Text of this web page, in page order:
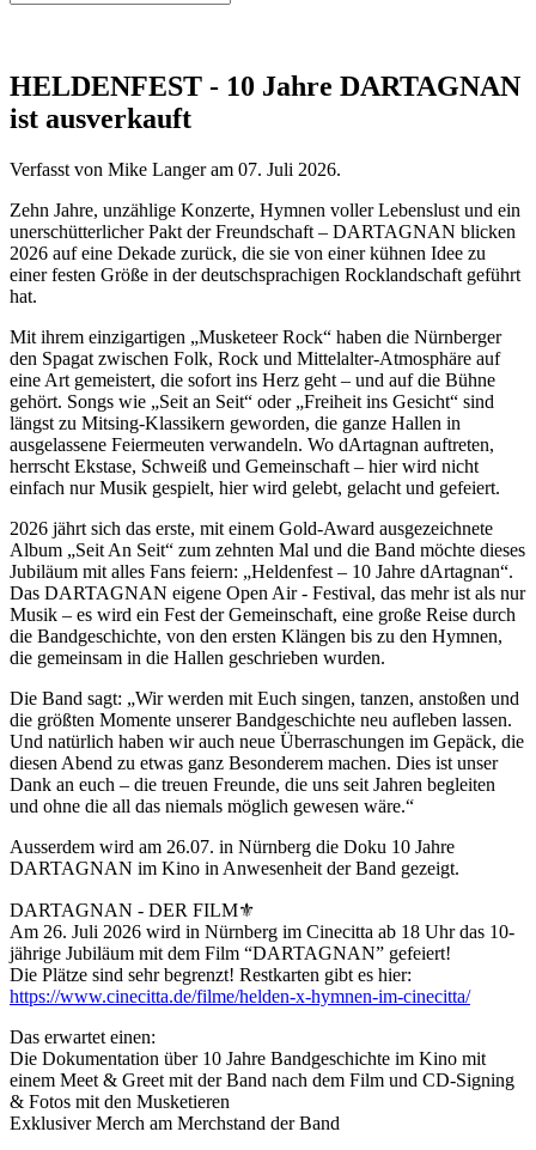
HELDENFEST - 10 Jahre DARTAGNAN
ist ausverkauft
Verfasst von Mike Langer am 07. Juli 2026.
Zehn Jahre, unzählige Konzerte, Hymnen voller Lebenslust und ein
unerschütterlicher Pakt der Freundschaft – DARTAGNAN blicken
2026 auf eine Dekade zurück, die sie von einer kühnen Idee zu
einer festen Größe in der deutschsprachigen Rocklandschaft geführt
hat.
Mit ihrem einzigartigen „Musketeer Rock“ haben die Nürnberger
den Spagat zwischen Folk, Rock und Mittelalter-Atmosphäre auf
eine Art gemeistert, die sofort ins Herz geht – und auf die Bühne
gehört. Songs wie „Seit an Seit“ oder „Freiheit ins Gesicht“ sind
längst zu Mitsing-Klassikern geworden, die ganze Hallen in
ausgelassene Feiermeuten verwandeln. Wo dArtagnan auftreten,
herrscht Ekstase, Schweiß und Gemeinschaft – hier wird nicht
einfach nur Musik gespielt, hier wird gelebt, gelacht und gefeiert.
2026 jährt sich das erste, mit einem Gold-Award ausgezeichnete
Album „Seit An Seit“ zum zehnten Mal und die Band möchte dieses
Jubiläum mit alles Fans feiern: „Heldenfest – 10 Jahre dArtagnan“.
Das DARTAGNAN eigene Open Air - Festival, das mehr ist als nur
Musik – es wird ein Fest der Gemeinschaft, eine große Reise durch
die Bandgeschichte, von den ersten Klängen bis zu den Hymnen,
die gemeinsam in die Hallen geschrieben wurden.
Die Band sagt: „Wir werden mit Euch singen, tanzen, anstoßen und
die größten Momente unserer Bandgeschichte neu aufleben lassen.
Und natürlich haben wir auch neue Überraschungen im Gepäck, die
diesen Abend zu etwas ganz Besonderem machen. Dies ist unser
Dank an euch – die treuen Freunde, die uns seit Jahren begleiten
und ohne die all das niemals möglich gewesen wäre.“
Ausserdem wird am 26.07. in Nürnberg die Doku 10 Jahre
DARTAGNAN im Kino in Anwesenheit der Band gezeigt.
DARTAGNAN - DER FILM⚜
Am 26. Juli 2026 wird in Nürnberg im Cinecitta ab 18 Uhr das 10-
jährige Jubiläum mit dem Film “DARTAGNAN” gefeiert!
Die Plätze sind sehr begrenzt! Restkarten gibt es hier:
https://www.cinecitta.de/filme/helden-x-hymnen-im-cinecitta/
Das erwartet einen:
Die Dokumentation über 10 Jahre Bandgeschichte im Kino mit
einem Meet & Greet mit der Band nach dem Film und CD-Signing
& Fotos mit den Musketieren
Exklusiver Merch am Merchstand der Band